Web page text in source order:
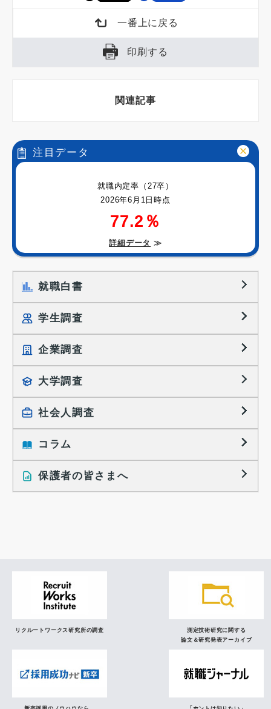
一番上に戻る
印刷する
関連記事
注目データ
就職内定率（27卒）
2026年6月1日時点
77.2％
詳細データ ≫
就職白書
学生調査
就職プロセス調査
就職活動TOPICS
大学生の実態調査
働きたい組織の特徴
大学生の地域間移動レポート
就職活動に関するレポート
企業調査
採用に関する調査
採用活動に関するレポート
大学調査
社会人調査
就職活動と入社後の就業
就業レディネス研究
コラム
インタビュー記事
保護者の皆さまへ
リクルートワークス研究所の調査
測定技術研究に関する
論文＆研究発表アーカイブ